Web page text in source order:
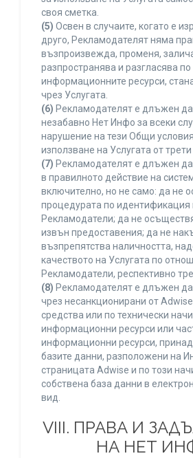
своя сметка.
(5) Освен в случаите, когато е
друго, Рекламодателят няма
възпроизвежда, променя,
разпространява и разгласява по
информационните ресурси,
чрез Услугата.
(6) Рекламодателят е длъжен
незабавно Нет Инфо за всеки
нарушение на тези Общи
използване на Услугата от
(7) Рекламодателят е длъжен
в правилното действие на
включително, но не само: да не
процедурата по идентификация
Рекламодатели; да не
извън предоставения; да не
възпрепятства наличността,
качеството на Услугата по
Рекламодатели, респективно
(8) Рекламодателят е длъжен
чрез несанкционирани от
средства или по технически
информационни ресурси или
информационни ресурси,
базите данни, разположени на
страницата Adwise и по този
собствена база данни в
вид.
VIII. ПРАВА И
НА НЕТ